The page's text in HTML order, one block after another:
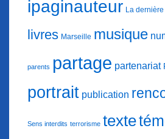
ipaginauteur La
livres Marseille musique
parents partage partenariat
portrait publication
Sens interdits terrorisme texte